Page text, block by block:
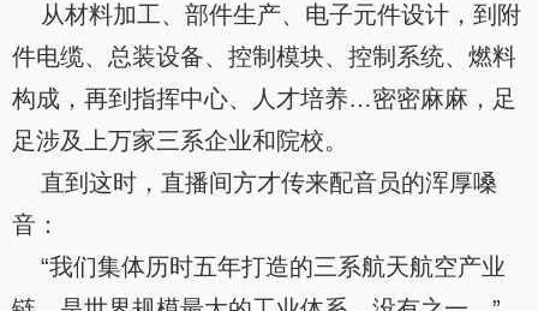
从材料加工、部件生产、电子元件设计，到附
件电缆、总装设备、控制模块、控制系统、燃料
构成，再到指挥中心、人才培养…密密麻麻，足
足涉及上万家三系企业和院校。
直到这时，直播间方才传来配音员的浑厚嗓
音：
“我们集体历时五年打造的三系航天航空产业